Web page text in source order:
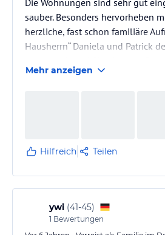
sauber. Besonders hervorheben
herzliche, fast schon familiäre
Hausherrn“ Daniela und Patrick
werden wir im kommenden Jahr
die Gastfreundschaft der Familie
nehmen. Ach ja, wir hätten fast
Aussicht auf die Dolomiten zu
Mehr anzeigen
Hilfreich Teilen
ywi (41-45)
1 Bewertungen